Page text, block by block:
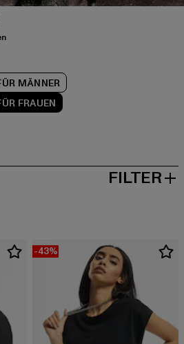
MÄNNER
FRAUEN
FILTER
-43%